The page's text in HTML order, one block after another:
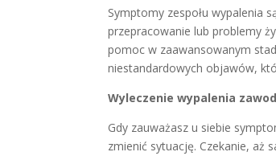
Symptomy zespołu wypalenia
przepracowanie lub problemy
pomoc w zaawansowanym
niestandardowych objawów,
Wyleczenie wypalenia
Gdy zauważasz u siebie
zmienić sytuację. Czekanie, aż